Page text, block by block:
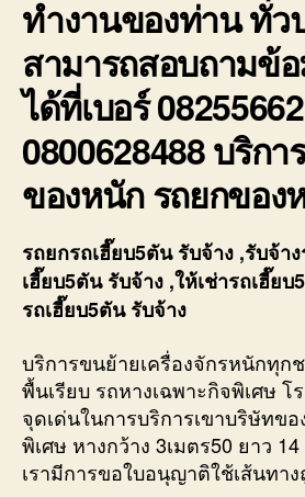
ทำงานของท่าน ทั่ว
สามารถสอบถามข้
ได้ที่เบอร์
0800628488 บริก
ของหนัก รถยกของ
รถยกรถเฮี๊ยบ5ตัน รับจ้าง ,รับจ้า
เฮี๊ยบ5ตัน รับจ้าง ,ให้เช่ารถเฮี๊ย
รถเฮี๊ยบ5ตัน รับจ้าง
บริการขนย้ายเครื่องจักรหนักทุก
พื้นเรียบ รถหางเฉพาะกิจพิเศษ โ
จุดเด่นในการบริการเขาบริษัทขอ
พิเศษ หางกว้าง 3เมตร50 ยาว 14
เรามีการขอใบอนุญาติใช้เส้นทา